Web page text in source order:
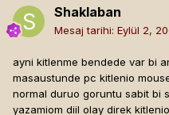
Shaklaban
Mesaj tarihi: Eylül 2,
ayni kitlenme bendede var bi
masaustunde pc kitlenio
normal duruo goruntu sabit bi
yazamiom diil olay direk